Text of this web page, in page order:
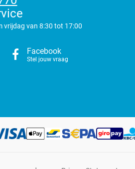
vrijdag van 8:30 tot 17:00
Facebook
Stel jouw vraag